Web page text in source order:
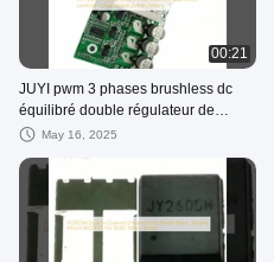
00:21
JUYI pwm 3 phases brushless dc
équilibré double régulateur de
moteurMay 16, 2025